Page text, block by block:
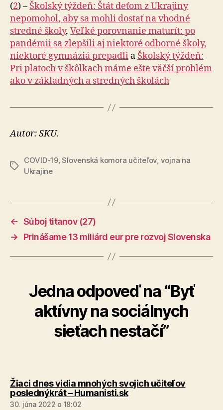
(2) – Školský týždeň: Štát deťom z Ukrajiny
nepomohol, aby sa mohli dostať na vhodné
stredné školy, Veľké porovnanie maturít: po
pandémii sa zlepšili aj niektoré odborné školy,
niektoré gymnáziá prepadli a Školský týždeň:
Pri platoch v škôlkach máme ešte väčší problém
ako v základných a stredných školách
Autor: SKU.
Značky
COVID-19,Slovenská komora učiteľov, vojna na
Ukrajine
← Súboj titanov (27)
→
Prinášame 13 miliárd eur pre rozvoj Slovenska
Jedna odpoveď na “Byť
aktívny na sociálnych
sieťach nestačí”
Žiaci dnes vidia mnohých svojich učiteľov
poslednýkrát – Humanisti.skhovorí:
30. júna 2022 o 18:02